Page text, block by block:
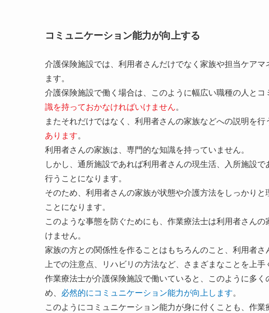
コミュニケーション能力が向上する
介護保険施設では、利用者さんだけでなく家族や担当ケア
ます。
介護保険施設で働く場合は、このように幅広い職種の人とコ
識を持っておかなければいけません。
またそれだけではなく、利用者さんの家族などへの説明を行
あります。
利用者さんの家族は、専門的な知識を持っていません。
しかし、通所施設であれば利用者さんの現生活、入所施設
行うことになります。
そのため、利用者さんの家族が状態や介護方法をしっかり
ことになります。
このような事態を防ぐためにも、作業療法士は利用者さん
けません。
家族の方との関係性を作ることはもちろんのこと、利用者
上での注意点、リハビリの方法など、さまざまなことを上手
作業療法士が介護保険施設で働いていると、このように多
め、 必然的にコミュニケーション能力が向上します。
このようにコミュニケーション能力が身に付くことも、作